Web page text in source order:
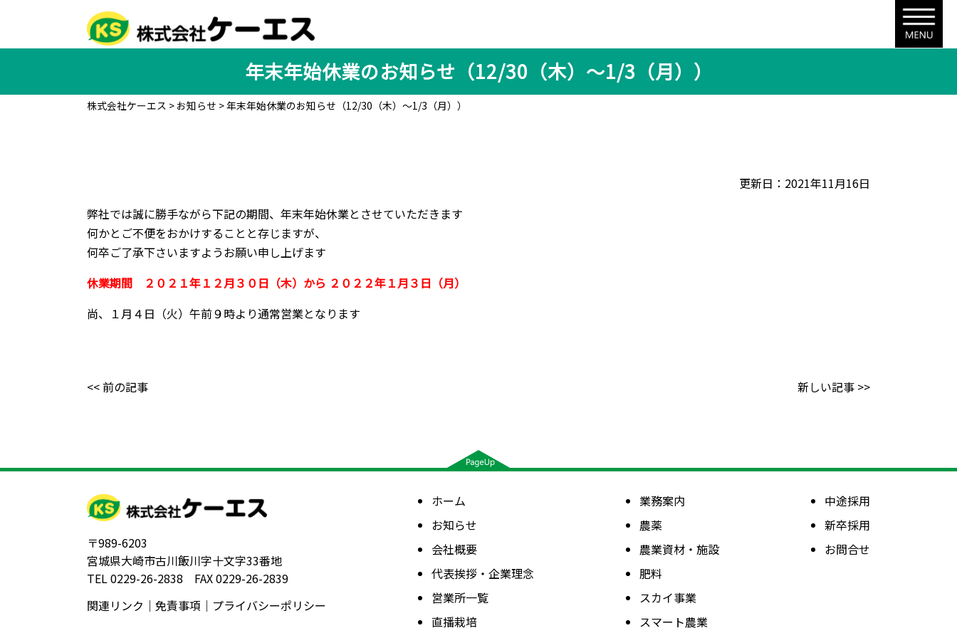
年末年始休業のお知らせ（12/30（木）～1/3（月））
株式会社ケーエス > お知らせ >年末年始休業のお知らせ（12/30（木）～1/3（月））
更新日：2021年11月16日
弊社では誠に勝手ながら下記の期間、年末年始休業とさせていただきます
何かとご不便をおかけすることと存じますが、
何卒ご了承下さいますようお願い申し上げます
休業期間 ２０２１年１２月３０日（木）から ２０２２年１月３日（月）
尚、１月４日（火）午前９時より通常営業となります
<< 前の記事 新しい記事 >>
〒989-6203
宮城県大崎市古川飯川字十文字33番地
TEL 0229-26-2838 FAX 0229-26-2839
関連リンク ｜ 免責事項 ｜ プライバシーポリシー
ホーム
お知らせ
会社概要
代表挨拶・企業理念
営業所一覧
直播栽培
業務案内
農薬
農業資材・施設
肥料
スカイ事業
スマート農業
中途採用
新卒採用
お問合せ